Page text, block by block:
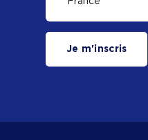
Je m'inscris